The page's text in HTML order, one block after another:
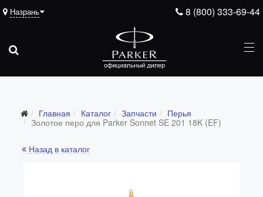
8 (800) 333-69-44
Назрань
Главная Каталог Запчасти
Перья
Золотое перо для Parker Sonnet SE 201 18K (EF)
Назад в каталог
Ежедневники